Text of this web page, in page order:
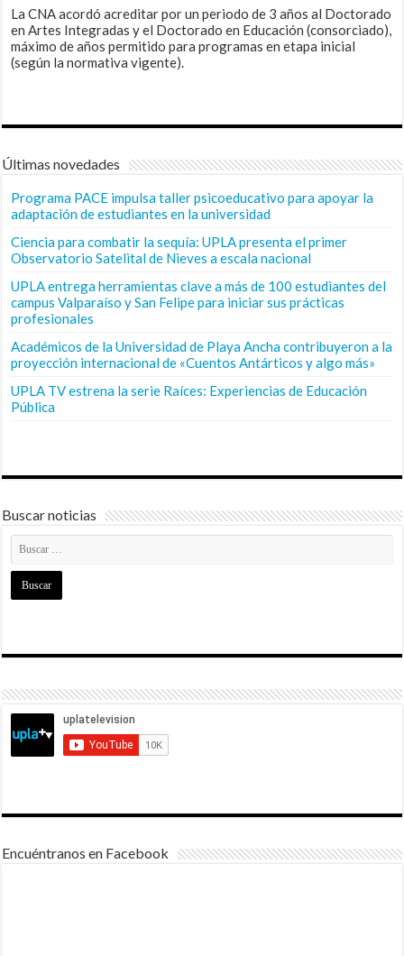
La CNA acordó acreditar por un periodo de 3 años al Doctorado
en Artes Integradas y el Doctorado en Educación (consorciado),
máximo de años permitido para programas en etapa inicial
(según la normativa vigente).
Últimas novedades
Programa PACE impulsa taller psicoeducativo para apoyar la
adaptación de estudiantes en la universidad
Ciencia para combatir la sequía: UPLA presenta el primer
Observatorio Satelital de Nieves a escala nacional
UPLA entrega herramientas clave a más de 100 estudiantes del
campus Valparaíso y San Felipe para iniciar sus prácticas
profesionales
Académicos de la Universidad de Playa Ancha contribuyeron a la
proyección internacional de «Cuentos Antárticos y algo más»
UPLA TV estrena la serie Raíces: Experiencias de Educación
Pública
Buscar noticias
Encuéntranos en Facebook